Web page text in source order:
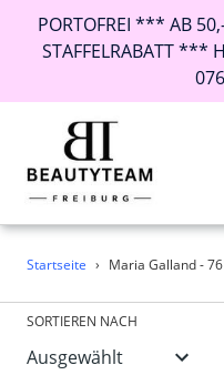
Direkt
Inhalt
PORTOFREI *** AB
STAFFELRABATT ***
Startseite › Maria Galland -
SORTIEREN NACH